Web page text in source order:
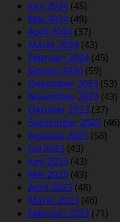
Juni 2024 (45)
Mei 2024 (49)
April 2024 (37)
Maret 2024 (43)
Februari 2024 (45)
Januari 2024 (59)
Desember 2023 (53)
November 2023 (43)
Oktober 2023 (37)
September 2023 (46)
Agustus 2023 (58)
Juli 2023 (43)
Juni 2023 (43)
Mei 2023 (43)
April 2023 (48)
Maret 2023 (46)
Februari 2023 (71)